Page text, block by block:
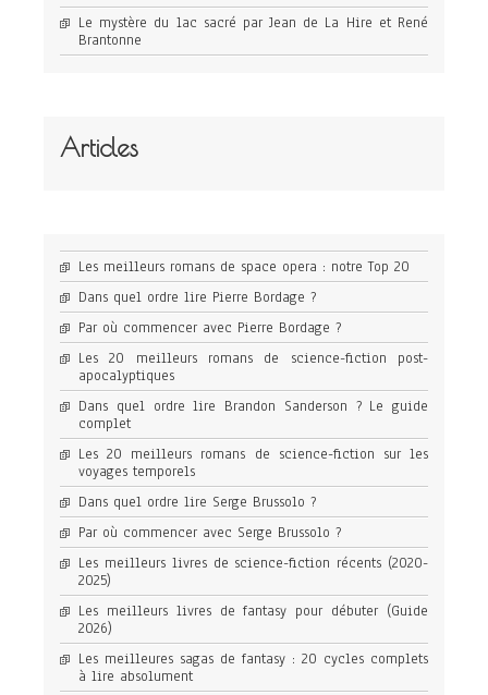
Le mystère du lac sacré par Jean de La Hire et René
Brantonne
Articles
Les meilleurs romans de space opera : notre Top 20
Dans quel ordre lire Pierre Bordage ?
Par où commencer avec Pierre Bordage ?
Les 20 meilleurs romans de science-fiction post-
apocalyptiques
Dans quel ordre lire Brandon Sanderson ? Le guide
complet
Les 20 meilleurs romans de science-fiction sur les
voyages temporels
Dans quel ordre lire Serge Brussolo ?
Par où commencer avec Serge Brussolo ?
Les meilleurs livres de science-fiction récents (2020-
2025)
Les meilleurs livres de fantasy pour débuter (Guide
2026)
Les meilleures sagas de fantasy : 20 cycles complets
à lire absolument